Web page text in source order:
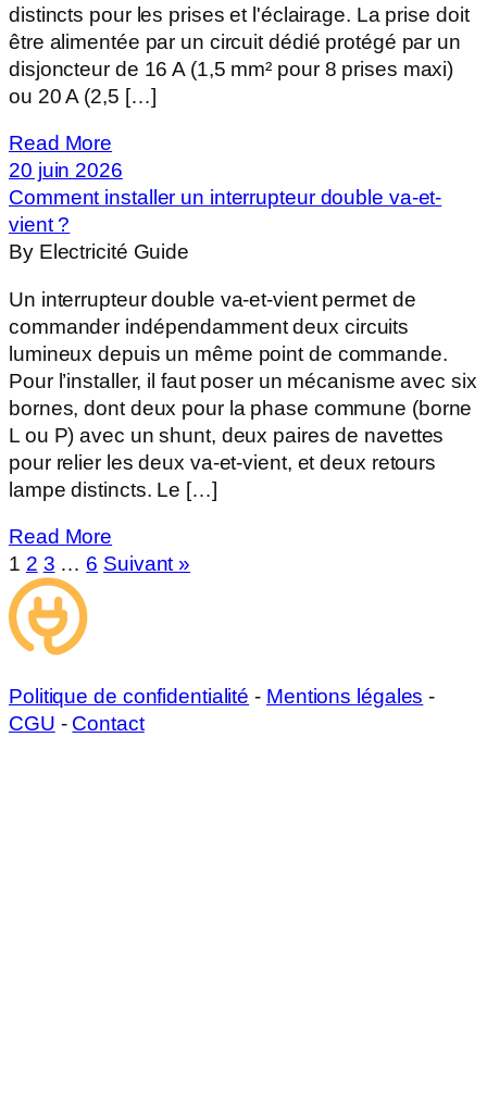
distincts pour les prises et l'éclairage. La prise doit
être alimentée par un circuit dédié protégé par un
disjoncteur de 16 A (1,5 mm² pour 8 prises maxi)
ou 20 A (2,5 […]
Read More
20 juin 2026
Comment installer un interrupteur double va-et-
vient ?
By Electricité Guide
Un interrupteur double va-et-vient permet de
commander indépendamment deux circuits
lumineux depuis un même point de commande.
Pour l’installer, il faut poser un mécanisme avec six
bornes, dont deux pour la phase commune (borne
L ou P) avec un shunt, deux paires de navettes
pour relier les deux va-et-vient, et deux retours
lampe distincts. Le […]
Read More
1 2 3 … 6 Suivant »
Politique de confidentialité - Mentions légales -
CGU - Contact